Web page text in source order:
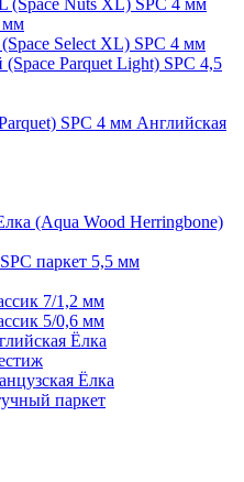
(Space Nuts XL) SPC 4 мм
мм
Select XL) SPC 4 мм
Parquet Light) SPC 4,5
SPC 4 мм Английская
(Aqua Wood Herringbone)
паркет 5,5 мм
7/1,2 мм
5/0,6 мм
Ёлка
Ёлка
паркет